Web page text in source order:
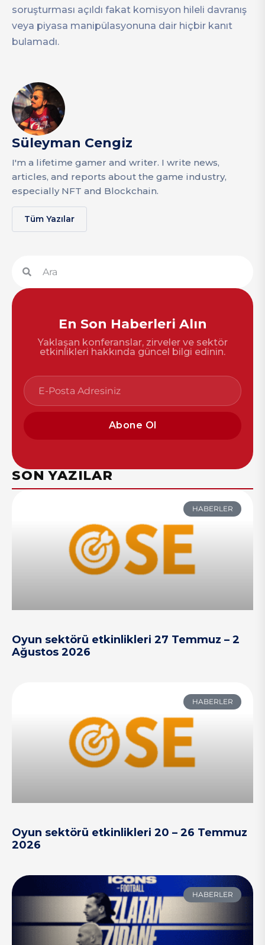
soruşturması açıldı fakat komisyon hileli davranış
veya piyasa manipülasyonuna dair hiçbir kanıt
bulamadı.
Süleyman Cengiz
I'm a lifetime gamer and writer. I write news,
articles, and reports about the game industry,
especially NFT and Blockchain.
Tüm Yazılar
En Son Haberleri Alın
Yaklaşan konferanslar, zirveler ve sektör
etkinlikleri hakkında güncel bilgi edinin.
Abone Ol
SON YAZILAR
HABERLER
Oyun sektörü etkinlikleri 27 Temmuz – 2
Ağustos 2026
HABERLER
Oyun sektörü etkinlikleri 20 – 26 Temmuz
2026
HABERLER